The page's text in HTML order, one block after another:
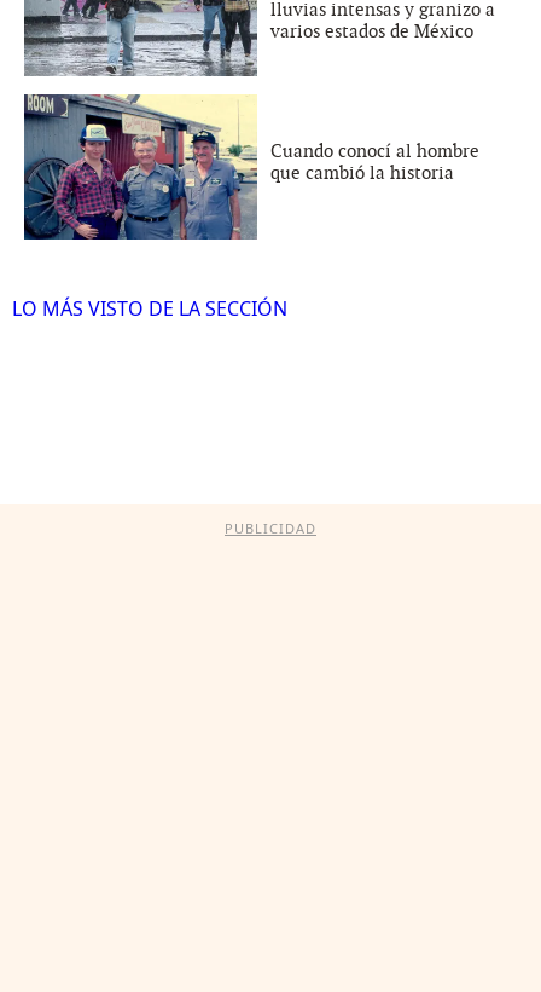
lluvias intensas y granizo a
varios estados de México
Cuando conocí al hombre
que cambió la historia
LO MÁS VISTO DE LA SECCIÓN
PUBLICIDAD